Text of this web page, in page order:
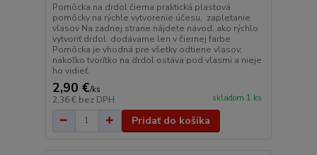
Pomôcka na drdol čierna praktická plastová
pomôcky na rýchle vytvorenie účesu, zapletanie
vlasov Na zadnej strane nájdete návod, ako rýchlo
vytvoriť drdol. dodávame len v čiernej farbe
Pomôcka je vhodná pre všetky odtiene vlasov,
nakoľko tvorítko na drdol ostáva pod vlasmi a nieje
ho vidieť.
2,90 €/ks
2,36 € bez DPH skladom 1 ks
Pridať do košíka